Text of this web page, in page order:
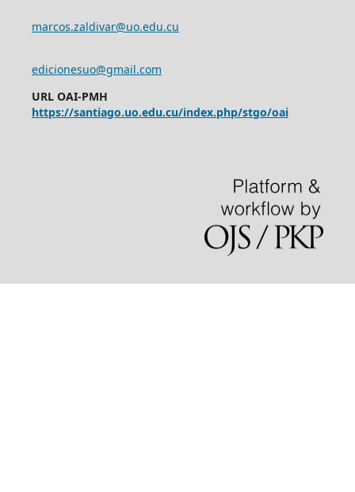
marcos.zaldivar@uo.edu.cu
edicionesuo@gmail.com
URL OAI-PMH
https://santiago.uo.edu.cu/index.php/stgo/oai